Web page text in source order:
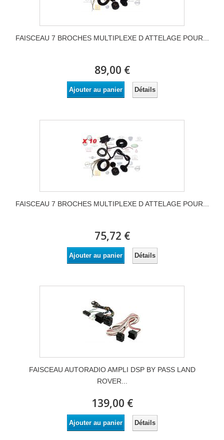
FAISCEAU 7 BROCHES MULTIPLEXE D ATTELAGE POUR...
89,00 €
Ajouter au panier Détails
FAISCEAU 7 BROCHES MULTIPLEXE D ATTELAGE POUR...
75,72 €
Ajouter au panier Détails
FAISCEAU AUTORADIO AMPLI DSP BY PASS LAND
ROVER...
139,00 €
Ajouter au panier Détails